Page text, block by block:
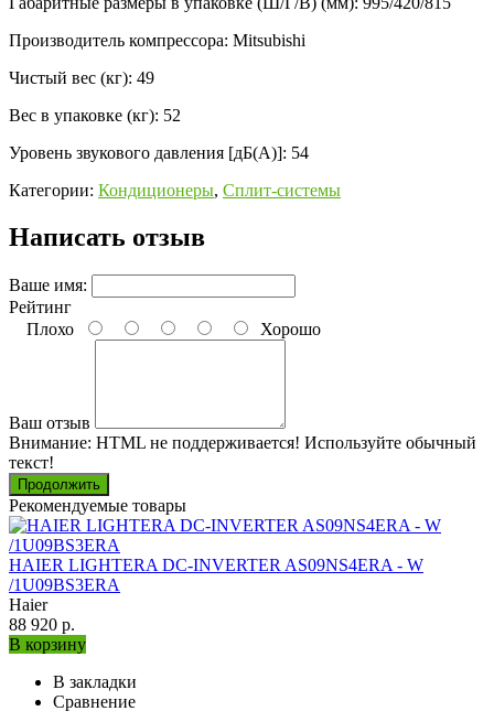
Производитель компрессора: Mitsubishi
Чистый вес (кг): 49
Вес в упаковке (кг): 52
Уровень звукового давления [дБ(А)]: 54
Категории: Кондиционеры, Сплит-системы
Написать отзыв
Ваше имя:
Рейтинг
Плохо
Хорошо
Ваш отзыв
Внимание: HTML не поддерживается! Используйте обычный
текст!
Продолжить
Рекомендуемые товары
HAIER LIGHTERA DC-INVERTER AS09NS4ERA - W
/1U09BS3ERA
Haier
88 920 р.
В корзину
В закладки
Сравнение